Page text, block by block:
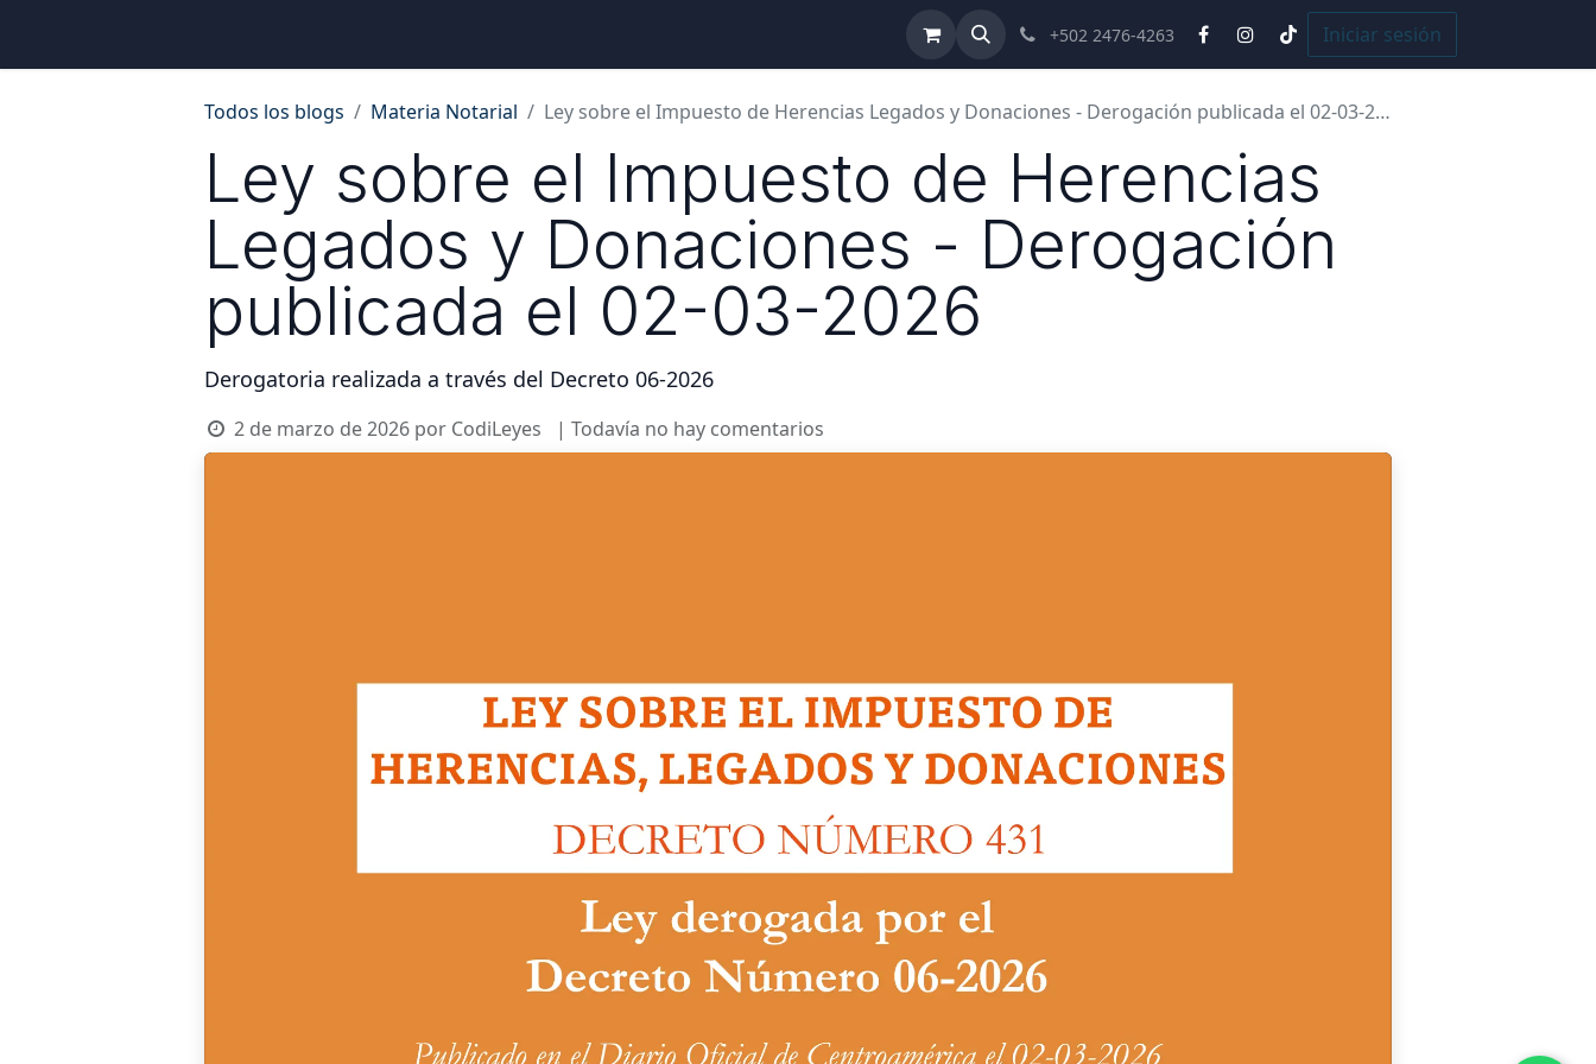
Términos y Condiciones Ayuda Cursos
+502 2476-4263 Iniciar sesión
Todos los blogs Materia Notarial Ley sobre el Impuesto de Herencias Legados y Donaciones - Derogación publicada el 02-03-2026
Ley sobre el Impuesto de Herencias
Legados y Donaciones - Derogación
publicada el 02-03-2026
Derogatoria realizada a través del Decreto 06-2026
2 de marzo de 2026 por CodiLeyes | Todavía no hay comentarios